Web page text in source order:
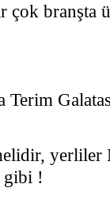
branşta
gibi !